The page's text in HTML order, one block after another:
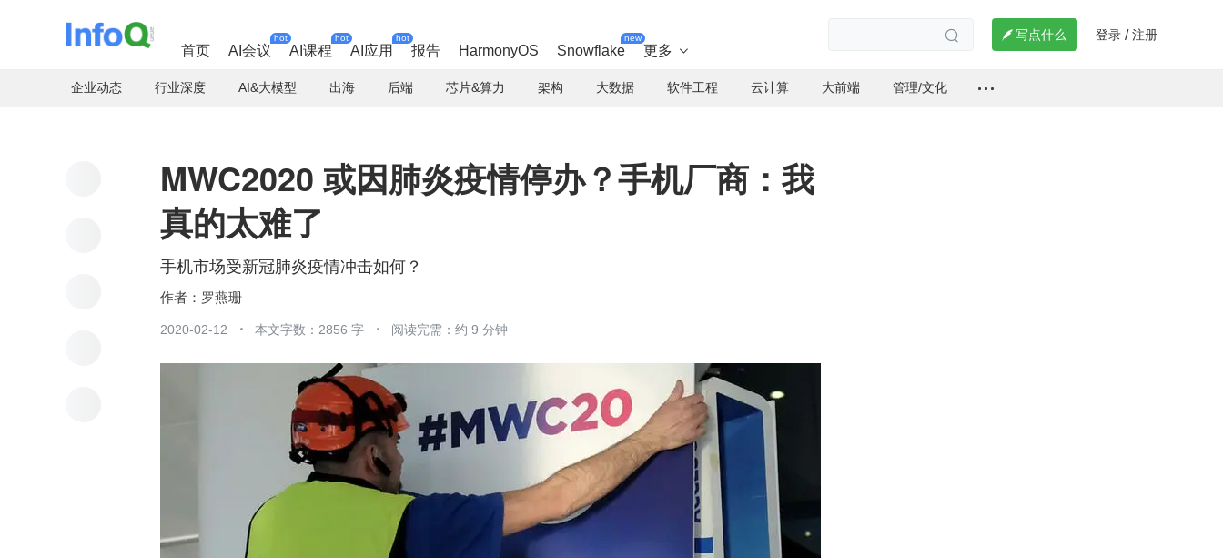
首页 AI会议
hot
AI课程
hot
AI应用
hot
报告 HarmonyOS Snowflake
new
更多 
  写点什么 登录 / 注册
企业动态 行业深度 AI&大模型 出海 后端 芯片&算力 架构 大数据 软件工程 云计算 大前端 管理/文化
MWC2020 或因肺炎疫情停办？手机厂商：我
真的太难了
手机市场受新冠肺炎疫情冲击如何？
罗燕珊
2020-02-12 本文字数：2856 字 阅读完需：约 9 分钟